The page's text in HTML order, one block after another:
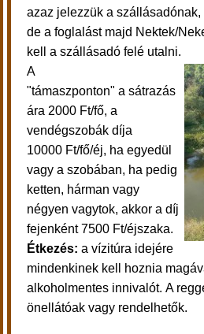
azaz jelezzük a
de a foglalást majd Nektek/
kell a szállásadó felé utalni.
A
"támaszponton" a sátrazás
ára 2000 Ft/fő, a
vendégszobák díja
10000 Ft/fő/éj, ha egyedül
vagy a szobában, ha pedig
ketten, hárman vagy
négyen vagytok, akkor a díj
fejenként 7500 Ft/éjszaka.
Étkezés: a vízitúra idejére
mindenkinek kell hoznia
alkoholmentes innivalót. A
önellátóak vagy rendelhetők.